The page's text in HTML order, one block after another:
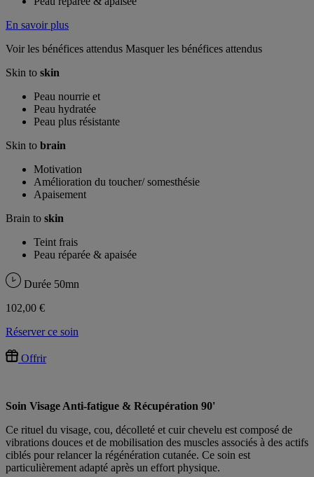
En savoir plus
Voir les bénéfices attendus Masquer les bénéfices attendus
Skin to skin
Peau nourrie et
Peau hydratée
Peau plus résistante
Skin to brain
Motivation
Amélioration du toucher/ somesthésie
Apaisement
Brain to skin
Teint frais
Peau réparée & apaisée
Durée 50mn
102,00 €
Réserver ce soin
Offrir
Soin Visage Anti-fatigue & Récupération 90'
Ce rituel du visage, cou, décolleté et cuir chevelu est composé de
vibrations douces et de mobilisation des muscles associés à des actifs
ciblés pour relancer la régénération cutanée. Ce soin est
particulièrement adapté après un effort physique.